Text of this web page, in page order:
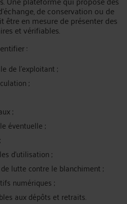
de conservation ou de
en mesure de présenter des
et vérifiables.
:
de l’exploitant ;
;
;
éventuelle ;
d’utilisation ;
lutte contre le blanchiment ;
numériques ;
aux dépôts et retraits.